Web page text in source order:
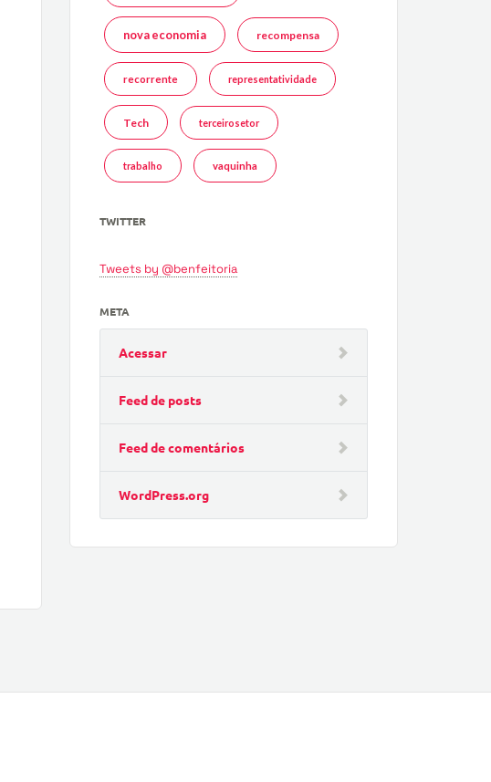
nova economia recompensa
recorrente representatividade
Tech terceirosetor
trabalho vaquinha
TWITTER
Tweets by @benfeitoria
META
Acessar
Feed de posts
Feed de comentários
WordPress.org